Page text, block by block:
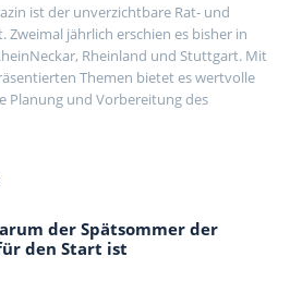
ist der unverzichtbare Rat- und
Zweimal jährlich erschien es bisher in
Rheinland und Stuttgart. Mit
Themen bietet es wertvolle
Planung und Vorbereitung des
der Spätsommer der
den Start ist